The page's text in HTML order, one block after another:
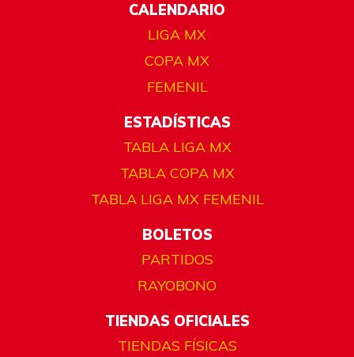
CALENDARIO
LIGA MX
COPA MX
FEMENIL
ESTADÍSTICAS
TABLA LIGA MX
TABLA COPA MX
TABLA LIGA MX FEMENIL
BOLETOS
PARTIDOS
RAYOBONO
TIENDAS OFICIALES
TIENDAS FÍSICAS